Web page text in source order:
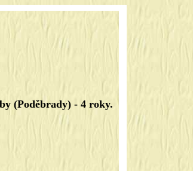
(Poděbrady) - 4 roky.